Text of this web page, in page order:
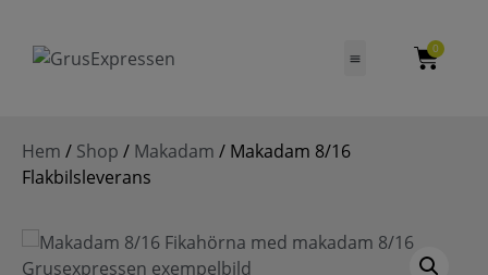
0
Hem / Shop / Makadam / Makadam 8/16
Flakbilsleverans